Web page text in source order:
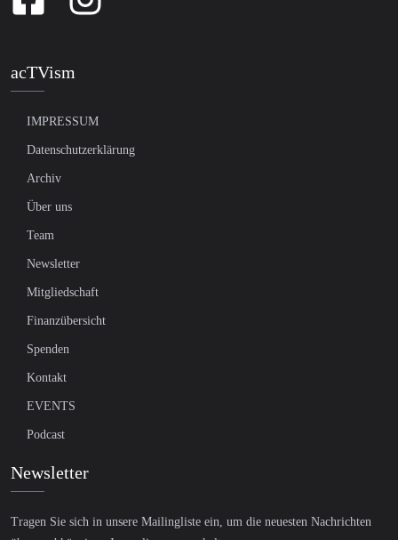
acTVism
IMPRESSUM
Datenschutzerklärung
Archiv
Über uns
Team
Newsletter
Mitgliedschaft
Finanzübersicht
Spenden
Kontakt
EVENTS
Podcast
Newsletter
Tragen Sie sich in unsere Mailingliste ein, um die neuesten Nachrichten